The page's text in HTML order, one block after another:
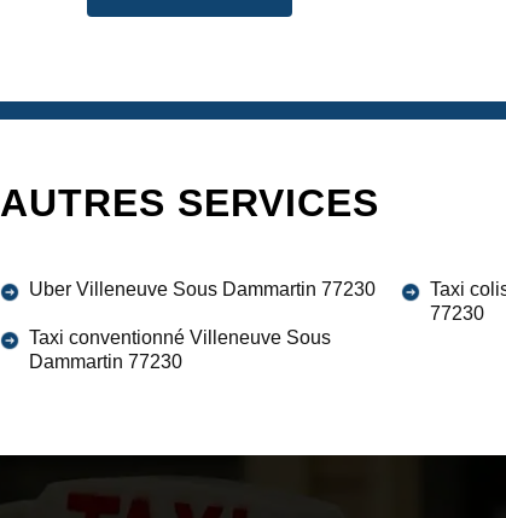
AUTRES SERVICES
Uber Villeneuve Sous Dammartin 77230
Taxi conventionné Villeneuve Sous
Dammartin 77230
Taxi
77230